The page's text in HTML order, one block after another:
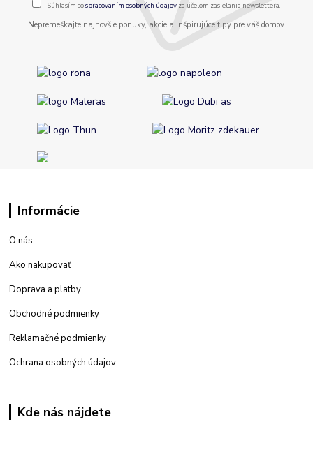
Súhlasím sospracovaním osobných údajov za účelom zasielania newslettera.
Nepremeškajte najnovšie ponuky, akcie a inšpirujúce tipy pre váš domov.
Informácie
O nás
Ako nakupovať
Doprava a platby
Obchodné podmienky
Reklamačné podmienky
Ochrana osobných údajov
Kde nás nájdete